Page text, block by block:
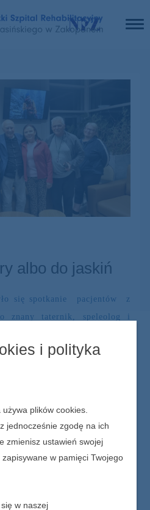
albo do jaskiń
się spotkanie pacjentów z
znany taternik, speleolog i
miłości do gór i surowym
doskonała okazja do poznania
radioaktywności pokrywy
stulecia w 1968 roku, o
do jednej z najgłębszej
Dowiedzieliśmy się też o
długowiecznej. A wszystko
i polityka
plików cookies.
jednocześnie zgodę na ich
zmienisz ustawień swojej
w pamięci Twojego
w naszej